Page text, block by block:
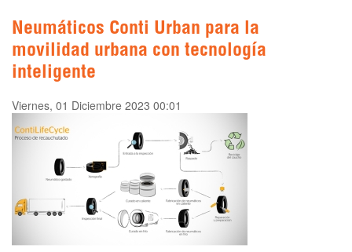
Neumáticos Conti Urban para la
movilidad urbana con tecnología
inteligente
Viernes, 01 Diciembre 2023 00:01